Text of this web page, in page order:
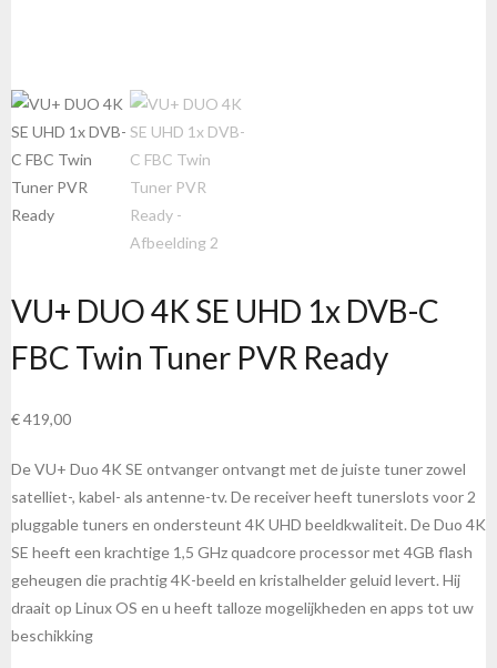
VU+ DUO 4K SE UHD 1x DVB-C
FBC Twin Tuner PVR Ready
€419,00
De VU+ Duo 4K SE ontvanger ontvangt met de juiste tuner zowel
satelliet-, kabel- als antenne-tv. De receiver heeft tunerslots voor 2
pluggable tuners en ondersteunt 4K UHD beeldkwaliteit. De Duo 4K
SE heeft een krachtige 1,5 GHz quadcore processor met 4GB flash
geheugen die prachtig 4K-beeld en kristalhelder geluid levert. Hij
draait op Linux OS en u heeft talloze mogelijkheden en apps tot uw
beschikking